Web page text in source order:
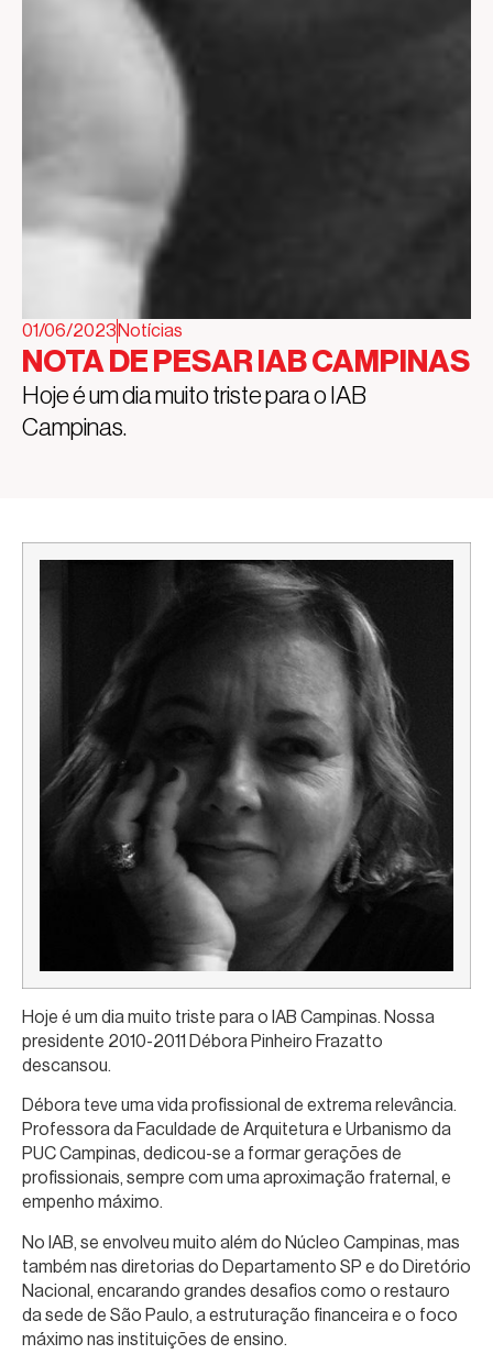
01/06/2023Notícias
NOTA DE PESAR IAB CAMPINAS
Hoje é um dia muito triste para o IAB
Campinas.
Hoje é um dia muito triste para o IAB Campinas. Nossa
presidente 2010-2011 Débora Pinheiro Frazatto
descansou.
Débora teve uma vida profissional de extrema relevância.
Professora da Faculdade de Arquitetura e Urbanismo da
PUC Campinas, dedicou-se a formar gerações de
profissionais, sempre com uma aproximação fraternal, e
empenho máximo.
No IAB, se envolveu muito além do Núcleo Campinas, mas
também nas diretorias do Departamento SP e do Diretório
Nacional, encarando grandes desafios como o restauro
da sede de São Paulo, a estruturação financeira e o foco
máximo nas instituições de ensino.